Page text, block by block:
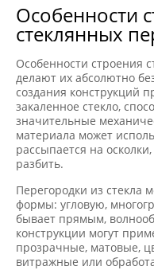
Особенности
стеклянных
Особенности строения
делают их абсолютно
создания конструкций
закаленное стекло,
значительные
материала может
рассыпается на
разбить.
Перегородки из стекла
формы: угловую,
бывает прямым,
конструкции могут
прозрачные, матовые,
витражные или